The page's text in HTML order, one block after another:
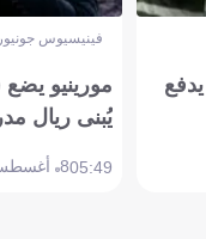
فينيسيوس جونيور
مورينيو
يُبنى ريال
05:498 أغسطس 2026